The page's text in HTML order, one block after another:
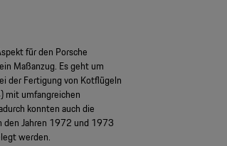
für den Porsche
Maßanzug. Es geht um
der Fertigung von Kotflügeln
mit umfangreichen
konnten auch die
den Jahren 1972 und 1973
werden.